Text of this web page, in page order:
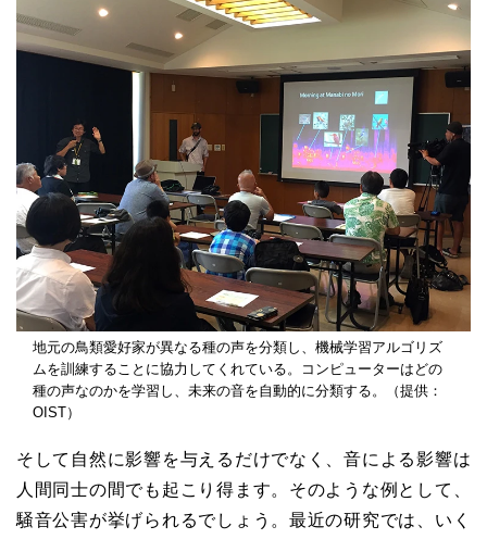
地元の鳥類愛好家が異なる種の声を分類し、機械学習アルゴリズ
ムを訓練することに協力してくれている。コンピューターはどの
種の声なのかを学習し、未来の音を自動的に分類する。（提供：
OIST）
そして自然に影響を与えるだけでなく、音による影響は
人間同士の間でも起こり得ます。そのような例として、
騒音公害が挙げられるでしょう。最近の研究では、いく